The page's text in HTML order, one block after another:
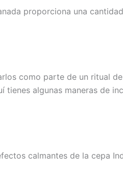
proporciona una
como parte de un ritual
algunas maneras de
calmantes de la cepa